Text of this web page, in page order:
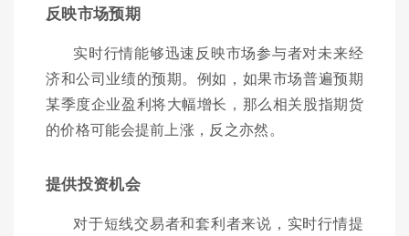
反映市场预期
实时行情能够迅速反映市场参与者对未来经
济和公司业绩的预期。例如，如果市场普遍预期
某季度企业盈利将大幅增长，那么相关股指期货
的价格可能会提前上涨，反之亦然。
提供投资机会
对于短线交易者和套利者来说，实时行情提